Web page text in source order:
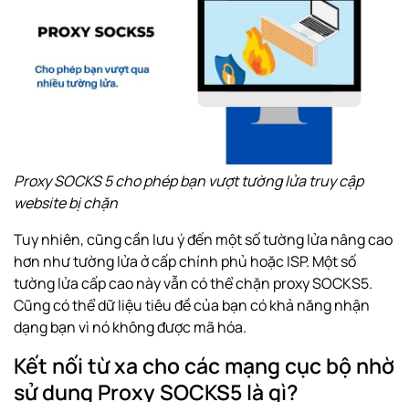
Proxy SOCKS 5 cho phép bạn vượt tường lửa truy cập
website bị chặn
Tuy nhiên, cũng cần lưu ý đến một số tường lửa nâng cao
hơn như tường lửa ở cấp chính phủ hoặc ISP. Một số
tường lửa cấp cao này vẫn có thể chặn proxy SOCKS5.
Cũng có thể dữ liệu tiêu đề của bạn có khả năng nhận
dạng bạn vì nó không được mã hóa.
Kết nối từ xa cho các mạng cục bộ nhờ
sử dụng Proxy SOCKS5 là gì?